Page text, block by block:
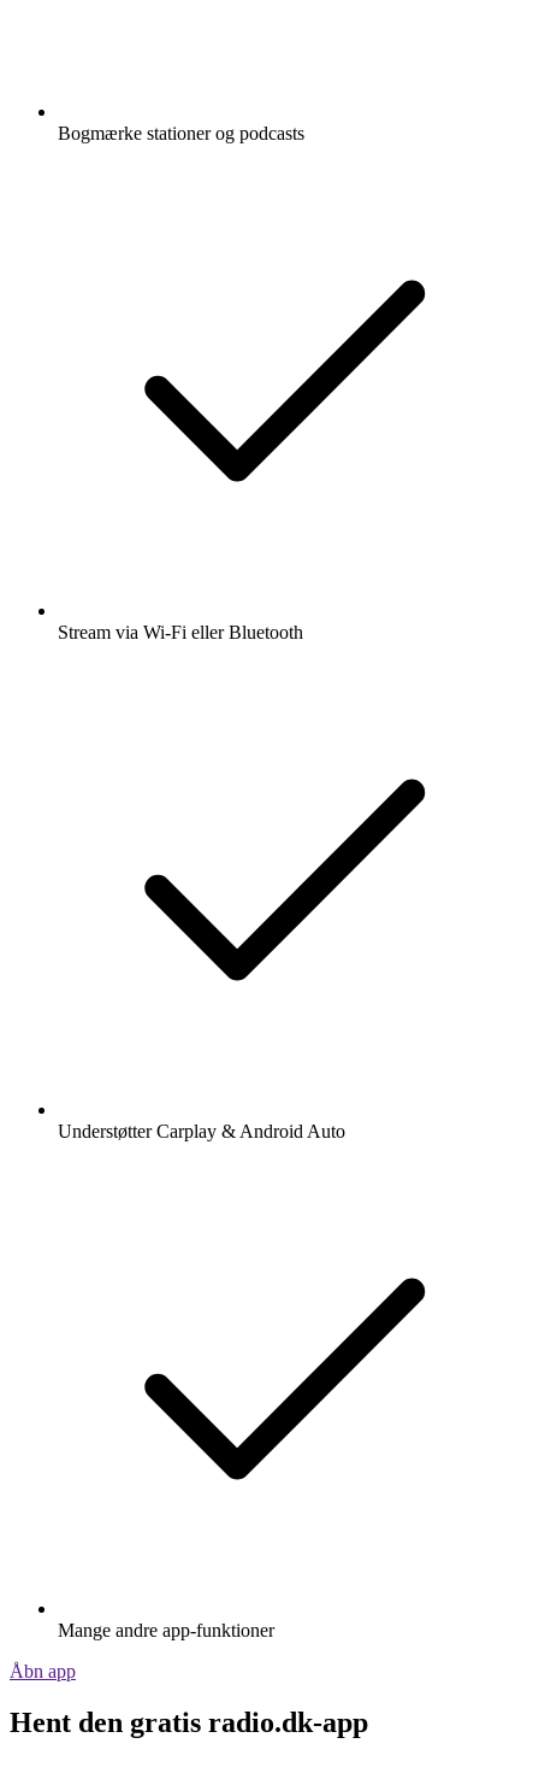
Bogmærke stationer og podcasts
Stream via Wi-Fi eller Bluetooth
Understøtter Carplay & Android Auto
Mange andre app-funktioner
Åbn app
Hent den gratis radio.dk-app